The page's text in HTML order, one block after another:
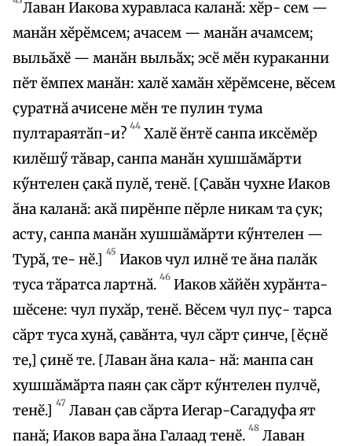
Лаван Иакова хуравласа каланӑ: хӗр- сем —
манӑн хӗрӗмсем; ачасем — манӑн ачамсем;
выльӑхӗ — манӑн выльӑх; эсӗ мӗн кураканни
пӗт ӗмпех манӑн: халӗ хамӑн хӗрӗмсене, вӗсем
ҫуратнӑ ачисене мӗн те пулин тума
пултараятӑп-и? 44 Халӗ ӗнтӗ санпа иксӗмӗр
килӗшӳ тӑвар, санпа манӑн хушшӑмӑрти
кӳнтелен ҫакӑ пулӗ, тенӗ. [Ҫавӑн чухне Иаков
ӑна каланӑ: акӑ пирӗнпе пӗрле никам та ҫук;
асту, санпа манӑн хушшӑмӑрти кӳнтелен —
Турӑ, те- нӗ.] 45 Иаков чул илнӗ те ӑна палӑк
туса тӑратса лартнӑ. 46 Иаков хӑйӗн хурӑнта-
шӗсене: чул пухӑр, тенӗ. Вӗсем чул пуҫ- тарса
сӑрт туса хунӑ, ҫавӑнта, чул сӑрт ҫинче, [ӗҫнӗ
те,] ҫинӗ те. [Лаван ӑна кала- нӑ: манпа сан
хушшӑмӑрта паян ҫак сӑрт кӳнтелен пулчӗ,
тенӗ.] 47 Лаван ҫав сӑрта Иегар-Сагадуфа ят
панӑ; Иаков вара ӑна Галаад тенӗ. 48 Лаван